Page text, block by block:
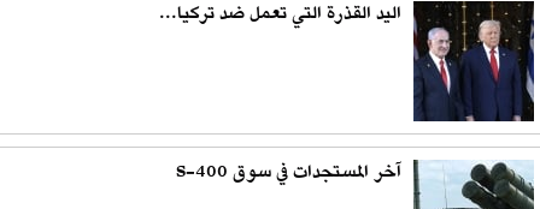
اليد القذرة التي تعمل ضد تركيا...
آخر المستجدات في سوق S-400